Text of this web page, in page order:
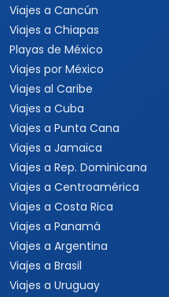
Viajes a Cancún
Viajes a Chiapas
Playas de México
Viajes por México
Viajes al Caribe
Viajes a Cuba
Viajes a Punta Cana
Viajes a Jamaica
Viajes a Rep. Dominicana
Viajes a Centroamérica
Viajes a Costa Rica
Viajes a Panamá
Viajes a Argentina
Viajes a Brasil
Viajes a Uruguay